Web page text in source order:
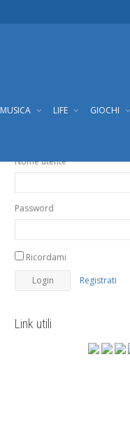
MUSICA LIFE GIOCHI
Nome utente
Password
Ricordami
Registrati
Link utili